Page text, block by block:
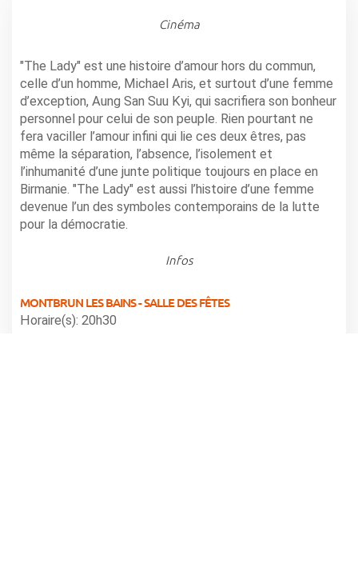
Cinéma
"The Lady" est une histoire d’amour hors du commun,
celle d’un homme, Michael Aris, et surtout d’une femme
d’exception, Aung San Suu Kyi, qui sacrifiera son bonheur
personnel pour celui de son peuple. Rien pourtant ne
fera vaciller l’amour infini qui lie ces deux êtres, pas
même la séparation, l’absence, l’isolement et
l’inhumanité d’une junte politique toujours en place en
Birmanie. "The Lady" est aussi l’histoire d’une femme
devenue l’un des symboles contemporains de la lutte
pour la démocratie.
Infos
MONTBRUN LES BAINS - SALLE DES FÊTES
Horaire(s): 20h30